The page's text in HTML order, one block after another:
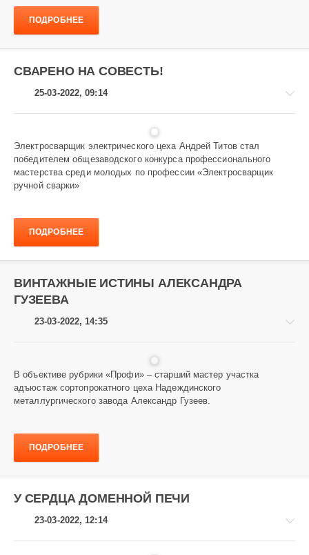
ПОДРОБНЕЕ
СВАРЕНО НА СОВЕСТЬ!
25-03-2022, 09:14
Завод
и
Электросварщик электрического цеха Андрей Титов стал
победителем общезаводского конкурса профессионального
мастерства среди молодых по профессии «Электросварщик
ручной сварки»
ПОДРОБНЕЕ
ВИНТАЖНЫЕ ИСТИНЫ АЛЕКСАНДРА
ГУЗЕЕВА
23-03-2022, 14:35
Завод
062
В объективе рубрики «Профи» – старший мастер участка
адъюстаж сортопрокатного цеха Надеждинского
металлургического завода Александр Гузеев.
ПОДРОБНЕЕ
У СЕРДЦА ДОМЕННОЙ ПЕЧИ
23-03-2022, 12:14